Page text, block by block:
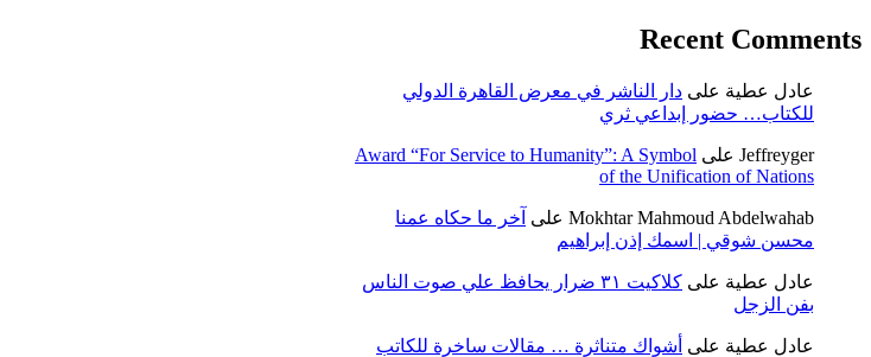
Recent Comments
عادل عطية على دار الناشر في معرض القاهرة الدولي
للكتاب… حضور إبداعي ثري
Jeffreyger على Award “For Service to Humanity”: A Symbol
of the Unification of Nations
Mokhtar Mahmoud Abdelwahab على آخر ما حكاه عمنا
محسن شوقي | اسمك إذن إبراهيم
عادل عطية على
كلاكيت ٣١ ضرار يحافظ علي صوت الناس
بفن الزجل
عادل عطية على أشواك متناثرة … مقالات ساخرة للكاتب